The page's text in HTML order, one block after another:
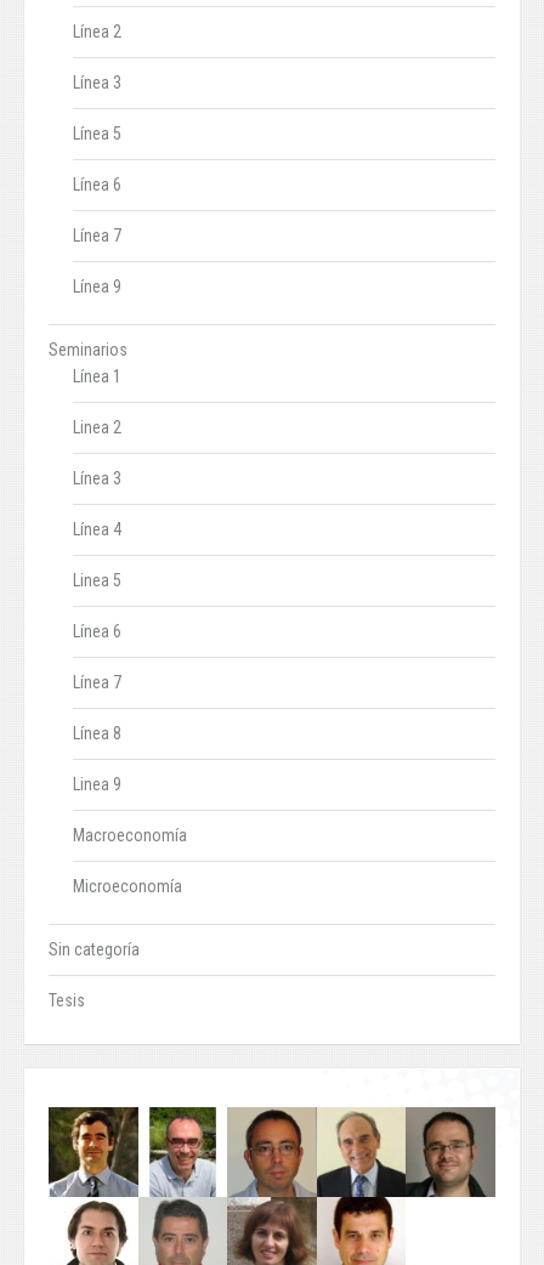
Línea 2
Línea 3
Línea 5
Línea 6
Línea 7
Línea 9
Seminarios
Línea 1
Linea 2
Línea 3
Línea 4
Linea 5
Línea 6
Línea 7
Línea 8
Linea 9
Macroeconomía
Microeconomía
Sin categoría
Tesis